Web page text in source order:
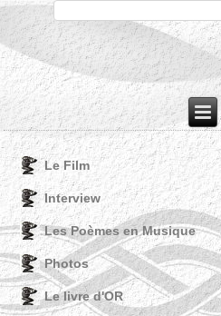
Le Film
Interview
Les Poèmes en Musique
Photos
Le livre d'OR